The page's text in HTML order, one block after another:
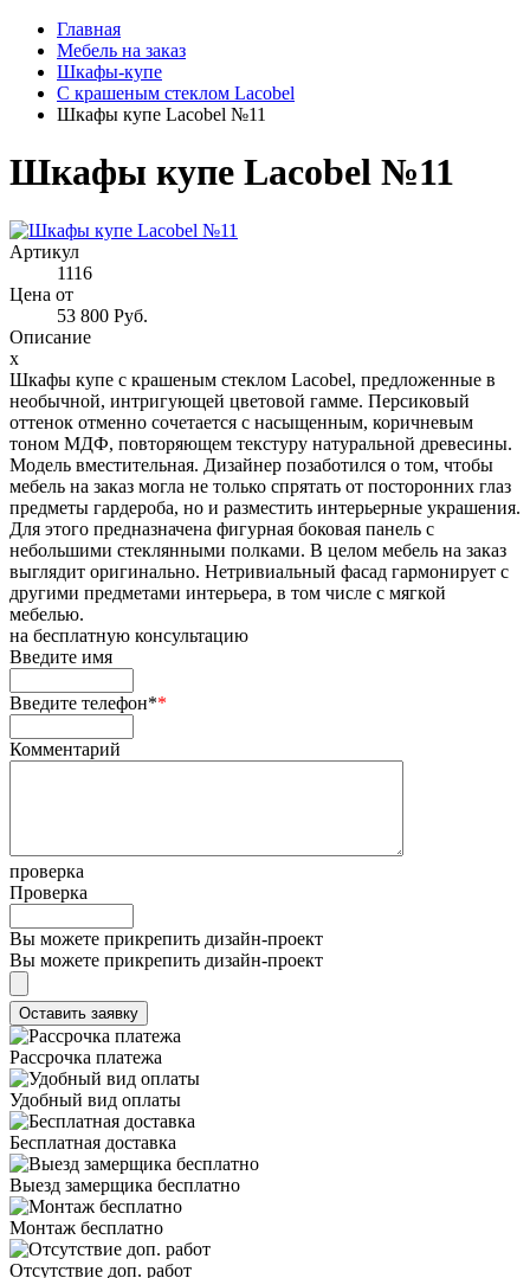
Главная
Мебель на заказ
Шкафы-купе
С крашеным стеклом Lacobel
Шкафы купе Lacobel №11
Шкафы купе Lacobel №11
Артикул
1116
Цена от
53 800 Руб.
Описание
x
Шкафы купе с крашеным стеклом Lacobel, предложенные в
необычной, интригующей цветовой гамме. Персиковый
оттенок отменно сочетается с насыщенным, коричневым
тоном МДФ, повторяющем текстуру натуральной древесины.
Модель вместительная. Дизайнер позаботился о том, чтобы
мебель на заказ могла не только спрятать от посторонних глаз
предметы гардероба, но и разместить интерьерные украшения.
Для этого предназначена фигурная боковая панель с
небольшими стеклянными полками. В целом мебель на заказ
выглядит оригинально. Нетривиальный фасад гармонирует с
другими предметами интерьера, в том числе с мягкой
мебелью.
на бесплатную консультацию
Введите имя
Введите телефон**
Комментарий
проверка
Проверка
Вы можете прикрепить дизайн-проект
Вы можете прикрепить дизайн-проект
Рассрочка платежа
Удобный вид оплаты
Бесплатная доставка
Выезд замерщика бесплатно
Монтаж бесплатно
Отсутствие доп. работ